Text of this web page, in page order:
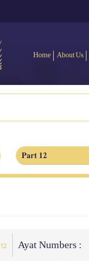
Home About Us
Part 12
12 Ayat Numbers :